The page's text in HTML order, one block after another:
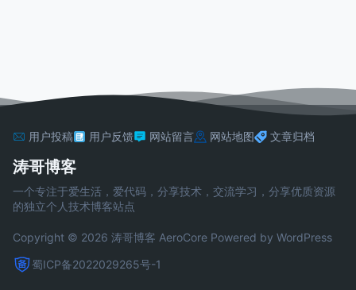
用户投稿 用户反馈 网站留言 网站地图 文章归档
涛哥博客
一个专注于爱生活，爱代码，分享技术，交流学习，分享优质资源
的独立个人技术博客站点
Copyright © 2026 涛哥博客 AeroCore Powered by WordPress
蜀ICP备2022029265号-1